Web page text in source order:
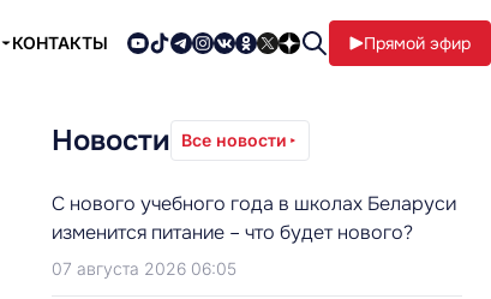
КОНТАКТЫ Прямой эфир
Новости Все новости
С нового учебного года в школах Беларуси
изменится питание – что будет нового?
07 августа 2026 06:05